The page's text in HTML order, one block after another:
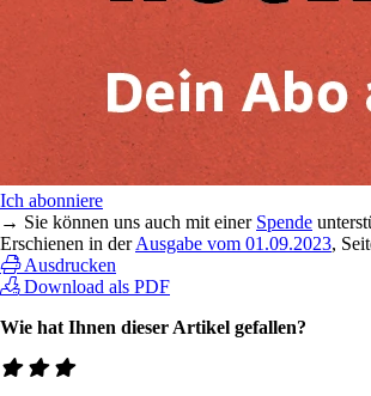
Ich abonniere
→ Sie können uns auch mit einer Spende
Erschienen in derAusgabe vom 01.09.2023,
Ausdrucken
Download als PDF
Wie hat Ihnen dieser Artikel gefallen?